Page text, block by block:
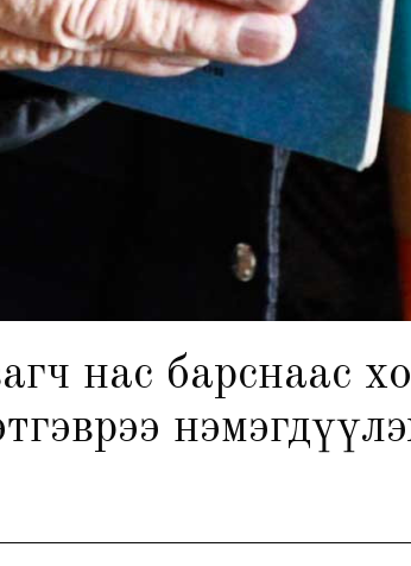
нас барснаас